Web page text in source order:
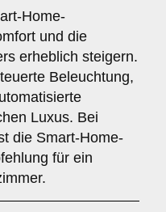
Home-
und die
erheblich steigern.
Beleuchtung,
Luxus. Bei
die Smart-Home-
für ein